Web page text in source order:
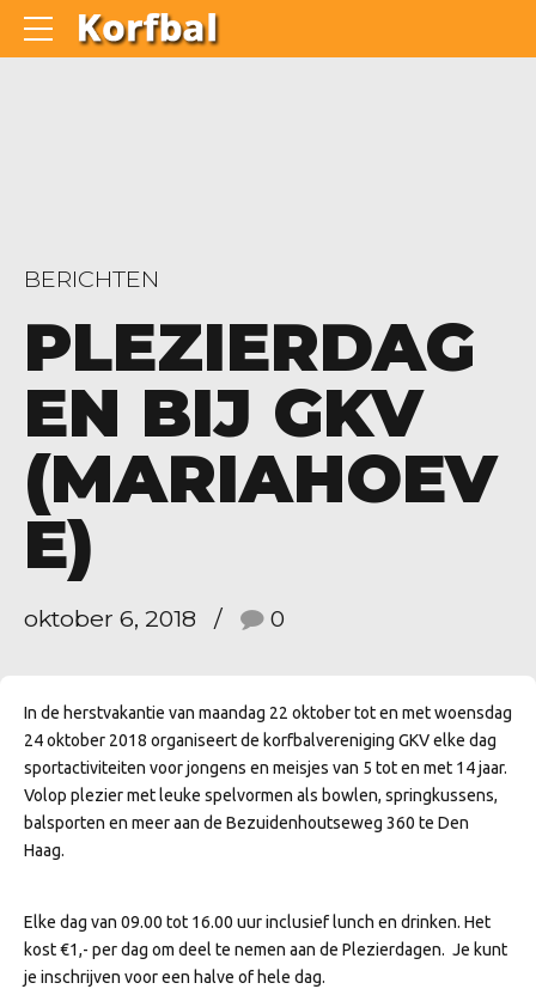
BERICHTEN
PLEZIERDAG
EN BIJ GKV
(MARIAHOEV
E)
oktober 6, 2018 0
In de herstvakantie van maandag 22 oktober tot en met woensdag
24 oktober 2018 organiseert de korfbalvereniging GKV elke dag
sportactiviteiten voor jongens en meisjes van 5 tot en met 14 jaar.
Volop plezier met leuke spelvormen als bowlen, springkussens,
balsporten en meer aan de Bezuidenhoutseweg 360 te Den
Haag.
Elke dag van 09.00 tot 16.00 uur inclusief lunch en drinken. Het
kost €1,- per dag om deel te nemen aan de Plezierdagen. Je kunt
je inschrijven voor een halve of hele dag.